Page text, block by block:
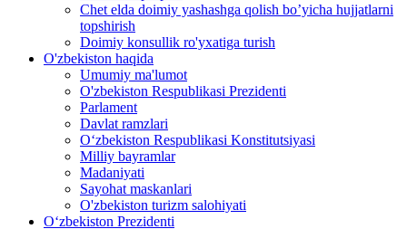
Chet elda doimiy yashashga qolish bo’yicha hujjatlarni
topshirish
Doimiy konsullik ro'yxatiga turish
O'zbekiston haqida
Umumiy ma'lumot
O'zbekiston Respublikasi Prezidenti
Parlament
Davlat ramzlari
O‘zbekiston Respublikasi Konstitutsiyasi
Milliy bayramlar
Madaniyati
Sayohat maskanlari
O'zbekiston turizm salohiyati
Oʻzbekiston Prezidenti